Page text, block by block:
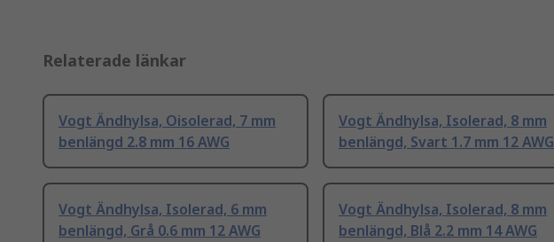
Relaterade länkar
Vogt Ändhylsa, Oisolerad, 7 mm
benlängd 2.8 mm 16 AWG
Vogt Ändhylsa, Isolerad, 8 mm
benlängd, Svart 1.7 mm 12 AWG
Vogt Ändhylsa, Isolerad, 6 mm
benlängd, Grå 0.6 mm 12 AWG
Vogt Ändhylsa, Isolerad, 8 mm
benlängd, Blå 2.2 mm 14 AWG